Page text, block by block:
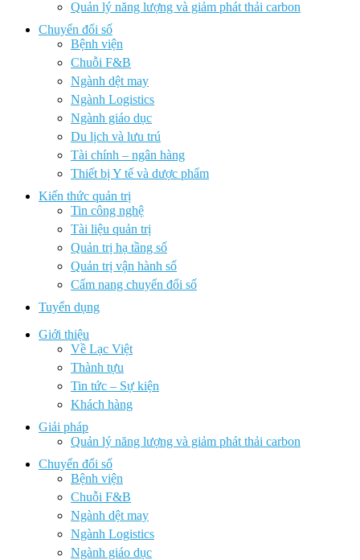
Quản lý năng lượng và giảm phát thải carbon
Chuyển đổi số
Bệnh viện
Chuỗi F&B
Ngành dệt may
Ngành Logistics
Ngành giáo dục
Du lịch và lưu trú
Tài chính – ngân hàng
Thiết bị Y tế và dược phẩm
Kiến thức quản trị
Tin công nghệ
Tài liệu quản trị
Quản trị hạ tầng số
Quản trị vận hành số
Cẩm nang chuyển đổi số
Tuyển dụng
Giới thiệu
Về Lạc Việt
Thành tựu
Tin tức – Sự kiện
Khách hàng
Giải pháp
Quản lý năng lượng và giảm phát thải carbon
Chuyển đổi số
Bệnh viện
Chuỗi F&B
Ngành dệt may
Ngành Logistics
Ngành giáo dục